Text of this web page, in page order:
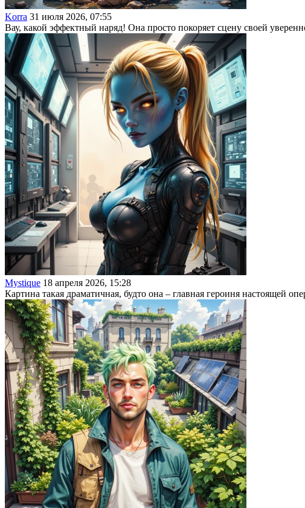
Korra 31 июля 2026, 07:55
Вау, какой эффектный наряд! Она просто покоряет сцену своей
Mystique 18 апреля 2026, 15:28
Картина такая драматичная, будто она – главная героиня настоящей